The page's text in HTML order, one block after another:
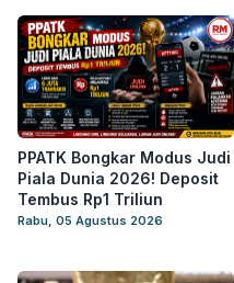
PPATK Bongkar Modus Judi
Piala Dunia 2026! Deposit
Tembus Rp1 Triliun
Rabu, 05 Agustus 2026